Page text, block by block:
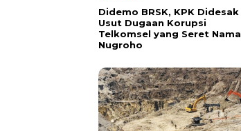
Didemo BRSK, KPK Didesak
Usut Dugaan Korupsi
Telkomsel yang Seret Nama
Nugroho